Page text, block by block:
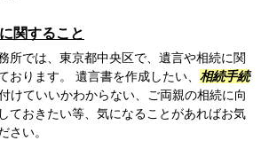
関すること
所では、東京都中央区で、遺言や相続に関
おります。 遺言書を作成したい、 相続手続
けていいかわからない、ご両親の相続に向
ておきたい等、気になることがあればお気
さい。